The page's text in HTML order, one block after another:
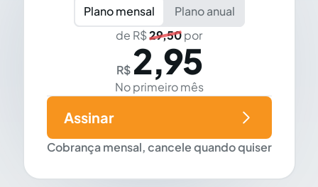
Plano mensal
Plano anual
de R$29,50por
R$ 2,95
No primeiro mês
Cobrança mensal, cancele quando quiser
Assinar